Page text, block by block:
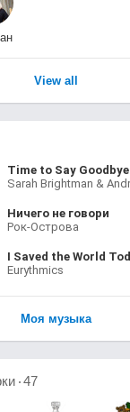
View all
Time to Say Goodbye
Ничего не говори
Рок-Острова
Eurythmics
Моя музыка
47